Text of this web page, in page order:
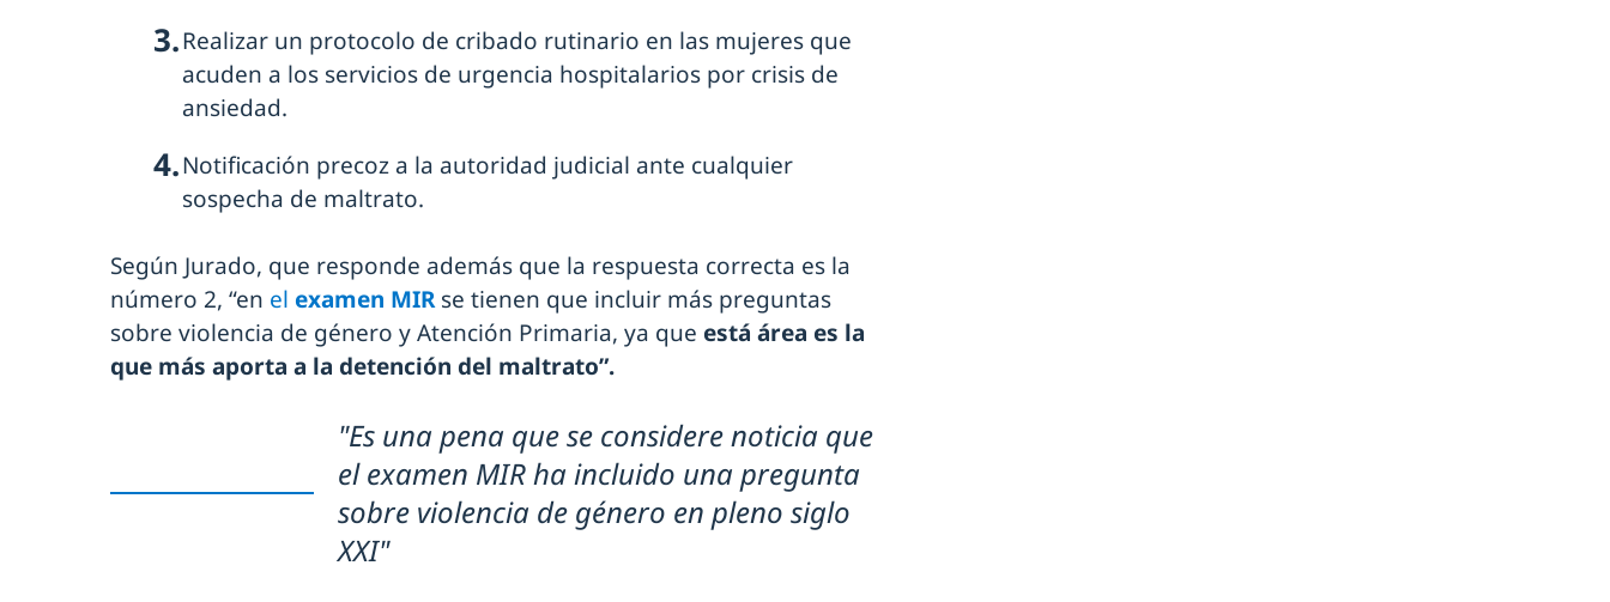
Realizar un protocolo de cribado rutinario en las mujeres que
acuden a los servicios de urgencia hospitalarios por crisis de
ansiedad.
Notificación precoz a la autoridad judicial ante cualquier
sospecha de maltrato.
Según Jurado, que responde además que la respuesta correcta es la
número 2, “en el examen MIRse tienen que incluir más preguntas
sobre violencia de género y Atención Primaria, ya que está área es la
que más aporta a la detención del maltrato”.
"Es una pena que se considere noticia que
el examen MIR ha incluido una pregunta
sobre violencia de género en pleno siglo
XXI"